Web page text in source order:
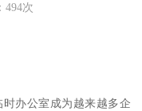
494次
办公室成为越来越多企